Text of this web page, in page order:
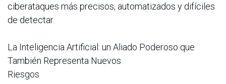
ciberataques más precisos, automatizados y difíciles
de detectar.
La Inteligencia Artificial: un Aliado Poderoso que
También Representa Nuevos
Riesgos